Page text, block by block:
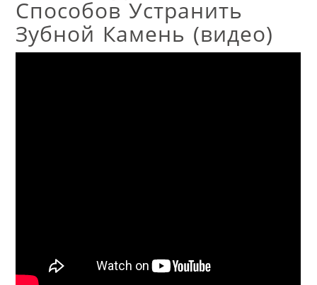
Способов Устранить
Зубной Камень (видео)